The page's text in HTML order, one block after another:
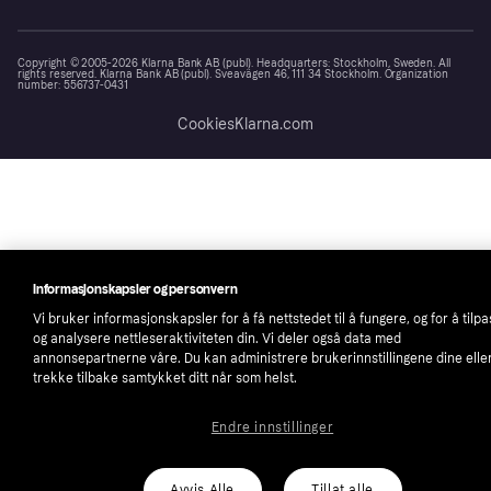
Copyright © 2005-2026 Klarna Bank AB (publ). Headquarters: Stockholm, Sweden. All
rights reserved. Klarna Bank AB (publ). Sveavägen 46, 111 34 Stockholm. Organization
number: 556737-0431
CookiesKlarna.com
Informasjonskapsler og personvern
Vi bruker informasjonskapsler for å få nettstedet til å fungere, og for å
og analysere nettleseraktiviteten din. Vi deler også data med
annonsepartnerne våre. Du kan administrere brukerinnstillingene dine
trekke tilbake samtykket ditt når som helst.
Endre innstillinger